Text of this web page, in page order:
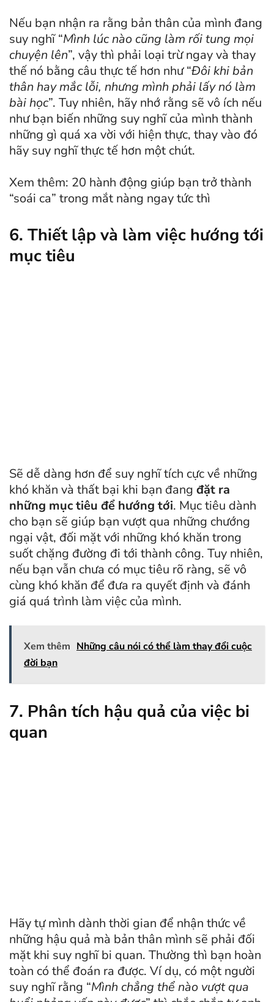
Nếu bạn nhận ra rằng bản thân của mình đang
suy nghĩ “Mình lúc nào cũng làm rối tung mọi
chuyện lên”, vậy thì phải loại trừ ngay và thay
thế nó bằng câu thực tế hơn như “Đôi khi bản
thân hay mắc lỗi, nhưng mình phải lấy nó làm
bài học”. Tuy nhiên, hãy nhớ rằng sẽ vô ích nếu
như bạn biến những suy nghĩ của mình thành
những gì quá xa vời với hiện thực, thay vào đó
hãy suy nghĩ thực tế hơn một chút.
Xem thêm: 20 hành động giúp bạn trở thành
“soái ca” trong mắt nàng ngay tức thì
6. Thiết lập và làm việc hướng tới
mục tiêu
Sẽ dễ dàng hơn để suy nghĩ tích cực về những
khó khăn và thất bại khi bạn đang đặt ra
những mục tiêu để hướng tới. Mục tiêu dành
cho bạn sẽ giúp bạn vượt qua những chướng
ngại vật, đối mặt với những khó khăn trong
suốt chặng đường đi tới thành công. Tuy nhiên,
nếu bạn vẫn chưa có mục tiêu rõ ràng, sẽ vô
cùng khó khăn để đưa ra quyết định và đánh
giá quá trình làm việc của mình.
Xem thêm Những câu nói có thể làm thay đổi cuộc
đời bạn
7. Phân tích hậu quả của việc bi
quan
Hãy tự mình dành thời gian để nhận thức về
những hậu quả mà bản thân mình sẽ phải đối
mặt khi suy nghĩ bi quan. Thường thì bạn hoàn
toàn có thể đoán ra được. Ví dụ, có một người
suy nghĩ rằng “Mình chẳng thể nào vượt qua